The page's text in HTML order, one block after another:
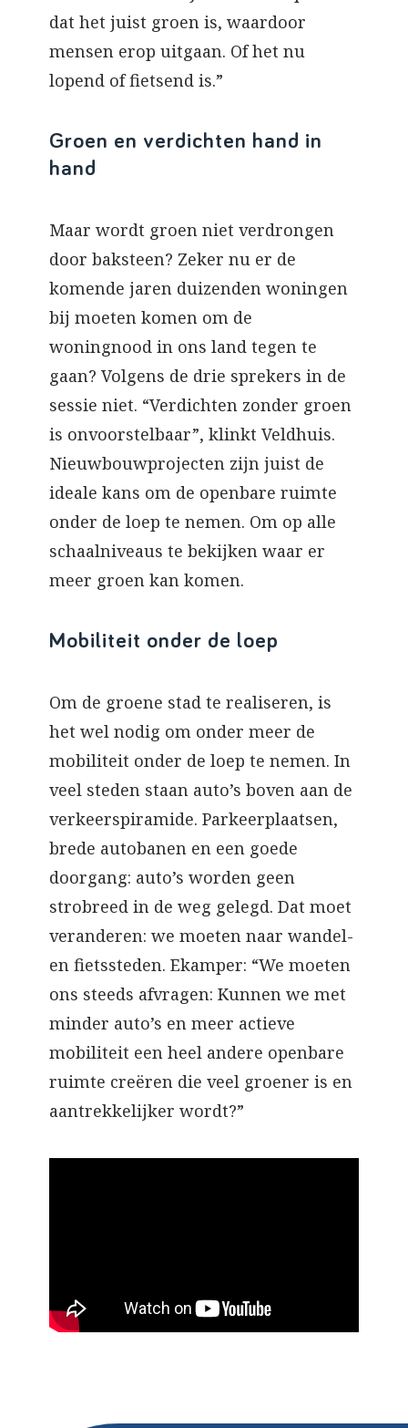
dat het juist groen is, waardoor
mensen erop uitgaan. Of het nu
lopend of fietsend is.”
Groen en verdichten hand in
hand
Maar wordt groen niet verdrongen
door baksteen? Zeker nu er de
komende jaren duizenden woningen
bij moeten komen om de
woningnood in ons land tegen te
gaan? Volgens de drie sprekers in de
sessie niet. “Verdichten zonder groen
is onvoorstelbaar”, klinkt Veldhuis.
Nieuwbouwprojecten zijn juist de
ideale kans om de openbare ruimte
onder de loep te nemen. Om op alle
schaalniveaus te bekijken waar er
meer groen kan komen.
Mobiliteit onder de loep
Om de groene stad te realiseren, is
het wel nodig om onder meer de
mobiliteit onder de loep te nemen. In
veel steden staan auto’s boven aan de
verkeerspiramide. Parkeerplaatsen,
brede autobanen en een goede
doorgang: auto’s worden geen
strobreed in de weg gelegd. Dat moet
veranderen: we moeten naar wandel-
en fietssteden. Ekamper: “We moeten
ons steeds afvragen: Kunnen we met
minder auto’s en meer actieve
mobiliteit een heel andere openbare
ruimte creëren die veel groener is en
aantrekkelijker wordt?”